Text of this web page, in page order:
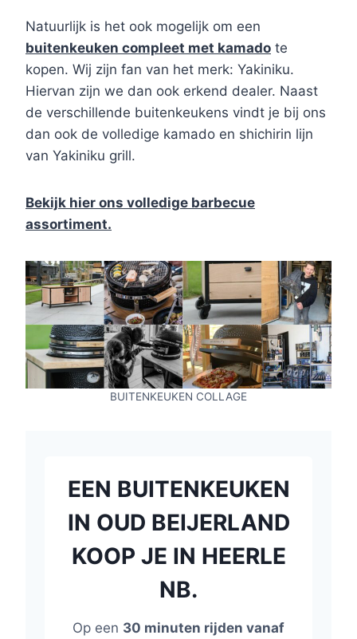
Natuurlijk is het ook mogelijk om een
buitenkeuken compleet met kamado te
kopen. Wij zijn fan van het merk: Yakiniku.
Hiervan zijn we dan ook erkend dealer. Naast
de verschillende buitenkeukens vindt je bij ons
dan ook de volledige kamado en shichirin lijn
van Yakiniku grill.
Bekijk hier ons volledige barbecue
assortiment.
BUITENKEUKEN COLLAGE
EEN BUITENKEUKEN
IN OUD BEIJERLAND
KOOP JE IN HEERLE
NB.
Op een 30 minuten rijden vanaf